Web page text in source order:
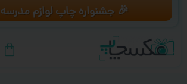
🎉 جشنواره چاپ لوازم مدرسه